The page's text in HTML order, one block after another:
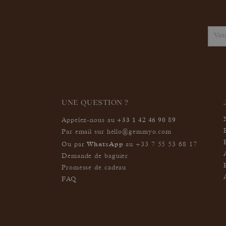
UNE QUESTION ?
Appelez-nous au +33 1 42 46 90 89
Par email sur hello@gemmyo.com
Ou parWhatsApp au +33 7 55 53 68 17
Demande de baguier
Promesse de cadeau
FAQ